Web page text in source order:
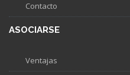
Contacto
ASOCIARSE
Ventajas